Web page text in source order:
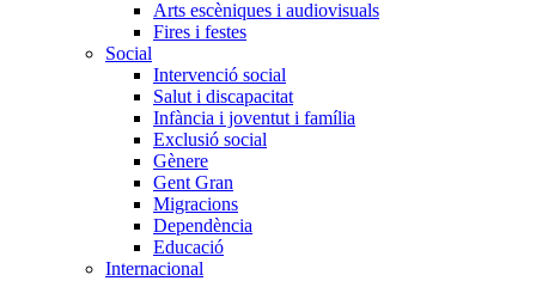
Arts escèniques i audiovisuals
Fires i festes
Social
Intervenció social
Salut i discapacitat
Infància i joventut i família
Exclusió social
Gènere
Gent Gran
Migracions
Dependència
Educació
Internacional